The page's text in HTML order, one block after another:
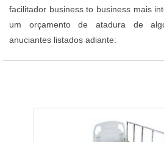
facilitador business to business mais
um orçamento de atadura de
anuciantes listados adiante: